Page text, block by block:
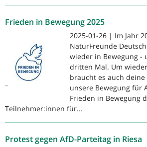
Frieden in Bewegung 2025
2025-01-26 | Im Jahr
NaturFreunde
wieder in Bewegung -
dritten Mal. Um
braucht es auch
unsere Bewegung für
Frieden in Bewegung
Teilnehmer:innen für...
Protest gegen AfD-Parteitag in Riesa